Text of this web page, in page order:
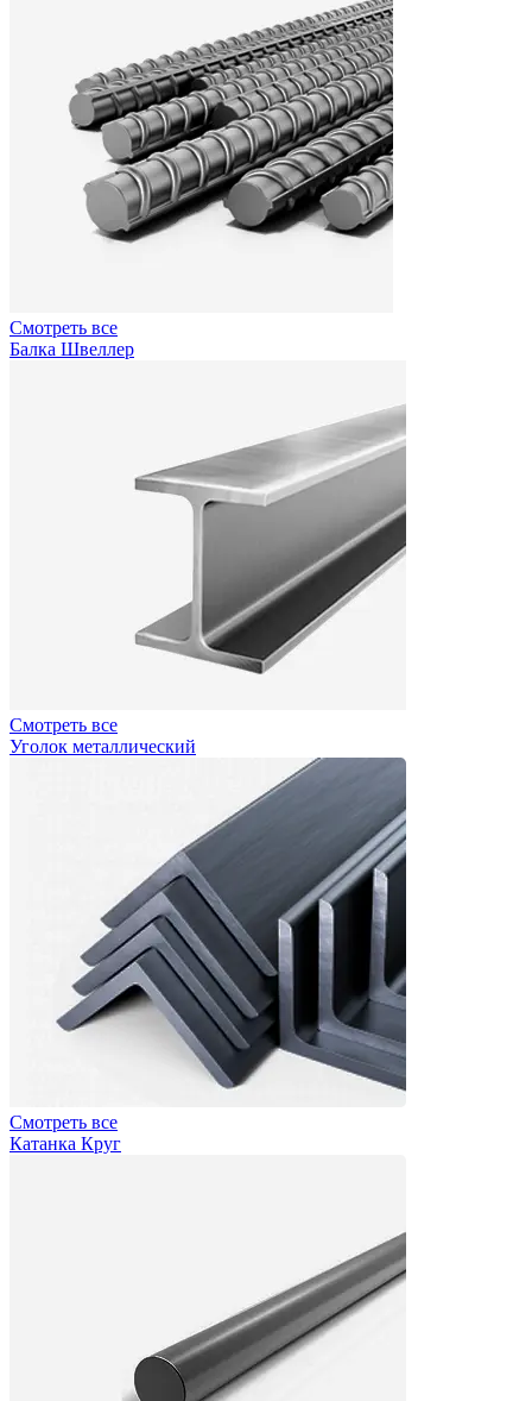
Смотреть все
Балка Швеллер
Смотреть все
Уголок металлический
Смотреть все
Катанка Круг